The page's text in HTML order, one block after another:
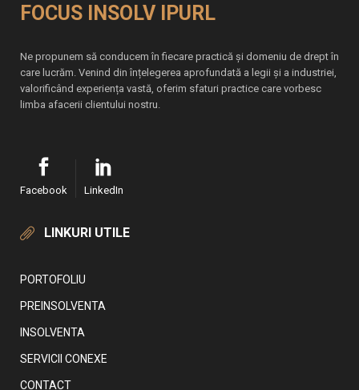
FOCUS INSOLV IPURL
Ne propunem să conducem în fiecare practică și domeniu de drept în
care lucrăm. Venind din înțelegerea aprofundată a legii și a industriei,
valorificând experiența vastă, oferim sfaturi practice care vorbesc
limba afacerii clientului nostru.
Facebook LinkedIn
LINKURI UTILE
PORTOFOLIU
PREINSOLVENTA
INSOLVENTA
SERVICII CONEXE
CONTACT